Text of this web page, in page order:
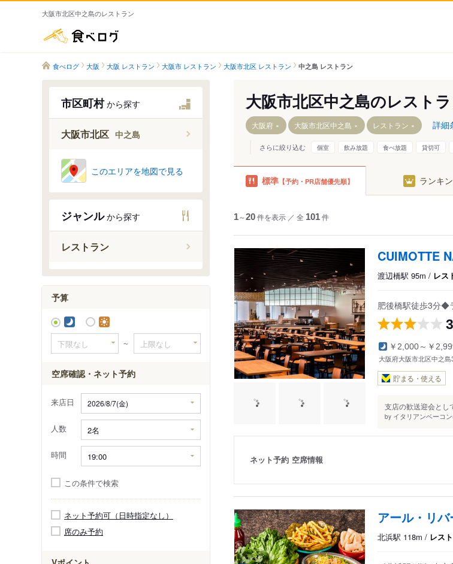
大阪市北区中之島のレストラン
食べログ 大阪 大阪 レストラン 大阪市 レストラン 大阪市北区 レストラン 中之島 レストラン
市区町村から探す
大阪市北区 中之島
長柄中
長柄西
長柄東
浪花町
このエリアを地図で見る
ジャンルから探す
レストラン
予算
～
空席確認・ネット予約
来店日
人数
時間
この条件で検索
ネット予約可（日時指定なし）
席のみ予約
大阪市北区中之島のレスト
大阪府 大阪市北区中之島 レストラン 詳細
さらに絞り込む 個室 飲み放題 食べ放題 貸切可
標準 【予約・PR店舗優先順】 ランキ
1～20件を表示 ／ 全 101件
CUIMOTTE
渡辺橋駅 95m / レス
肥後橋駅徒歩3分◆
￥2,000～￥
大阪府大阪市北区中之
貯まる・使える
支店の歓送迎会とし
by イタリアンベーコ
ネット予約 空席情報
アール・リ
北浜駅 118m / レス